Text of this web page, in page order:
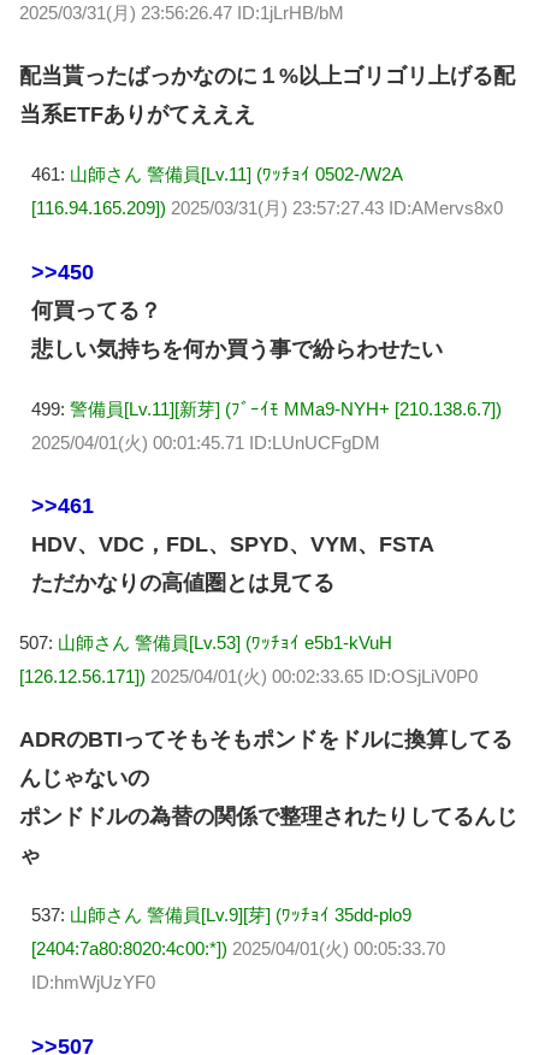
2025/03/31(月) 23:56:26.47 ID:1jLrHB/bM
配当貰ったばっかなのに１%以上ゴリゴリ上げる配
当系ETFありがてえええ
461: 山師さん 警備員[Lv.11] (ﾜｯﾁｮｲ 0502-/W2A
[116.94.165.209]) 2025/03/31(月) 23:57:27.43 ID:AMervs8x0
>>450
何買ってる？
悲しい気持ちを何か買う事で紛らわせたい
499: 警備員[Lv.11][新芽] (ﾌﾞｰｲﾓ MMa9-NYH+ [210.138.6.7])
2025/04/01(火) 00:01:45.71 ID:LUnUCFgDM
>>461
HDV、VDC，FDL、SPYD、VYM、FSTA
ただかなりの高値圏とは見てる
507: 山師さん 警備員[Lv.53] (ﾜｯﾁｮｲ e5b1-kVuH
[126.12.56.171]) 2025/04/01(火) 00:02:33.65 ID:OSjLiV0P0
ADRのBTIってそもそもポンドをドルに換算してる
んじゃないの
ポンドドルの為替の関係で整理されたりしてるんじ
ゃ
537: 山師さん 警備員[Lv.9][芽] (ﾜｯﾁｮｲ 35dd-plo9
[2404:7a80:8020:4c00:*]) 2025/04/01(火) 00:05:33.70
ID:hmWjUzYF0
>>507